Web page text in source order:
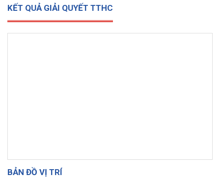
KẾT QUẢ GIẢI QUYẾT TTHC
BẢN ĐỒ VỊ TRÍ